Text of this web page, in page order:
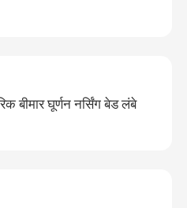
बीमार घूर्णन नर्सिंग बेड लंबे